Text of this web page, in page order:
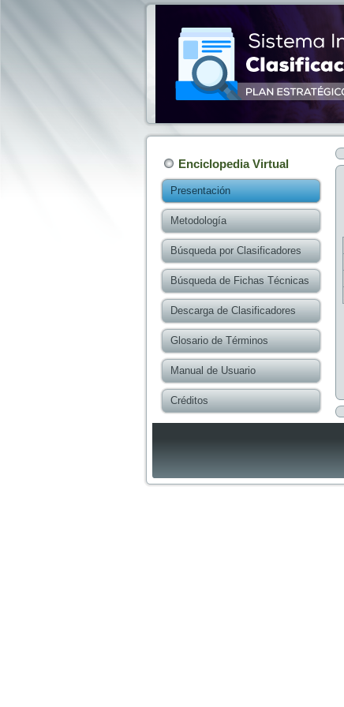
Enciclopedia Virtual
Presentación
Metodología
Búsqueda por Clasificadores
Búsqueda de Fichas Técnicas
Descarga de Clasificadores
Glosario de Términos
Manual de Usuario
Créditos